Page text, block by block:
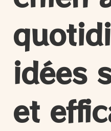
idées
et